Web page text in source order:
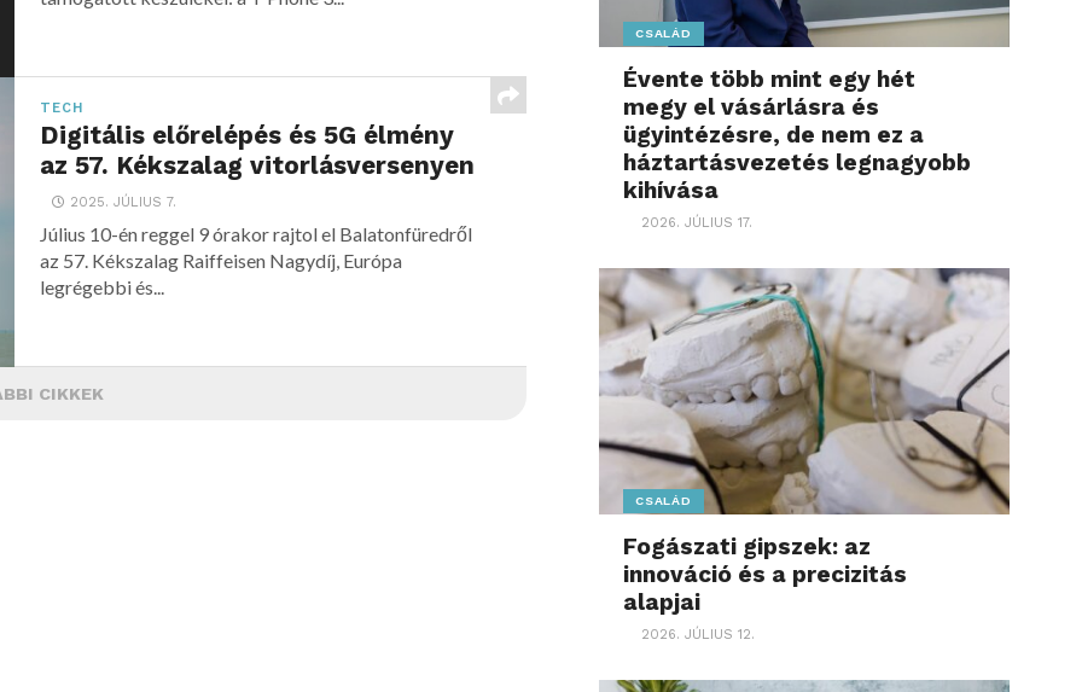
TECH
Digitális előrelépés és 5G élmény
az 57. Kékszalag vitorlásversenyen
2025. JÚLIUS 7.
Július 10-én reggel 9 órakor rajtol el Balatonfüredről
az 57. Kékszalag Raiffeisen Nagydíj, Európa
legrégebbi és...
CIKKEK
CSALÁD
Évente több mint egy hét
megy el vásárlásra és
ügyintézésre, de nem ez a
háztartásvezetés legnagyobb
kihívása
2026. JÚLIUS 17.
CSALÁD
Fogászati gipszek: az
innováció és a precizitás
alapjai
2026. JÚLIUS 12.